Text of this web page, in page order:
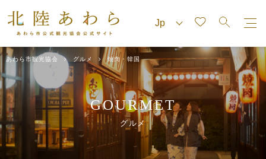
あわら市観光協会 グルメ 焼肉・韓国
GOURMET
グルメ